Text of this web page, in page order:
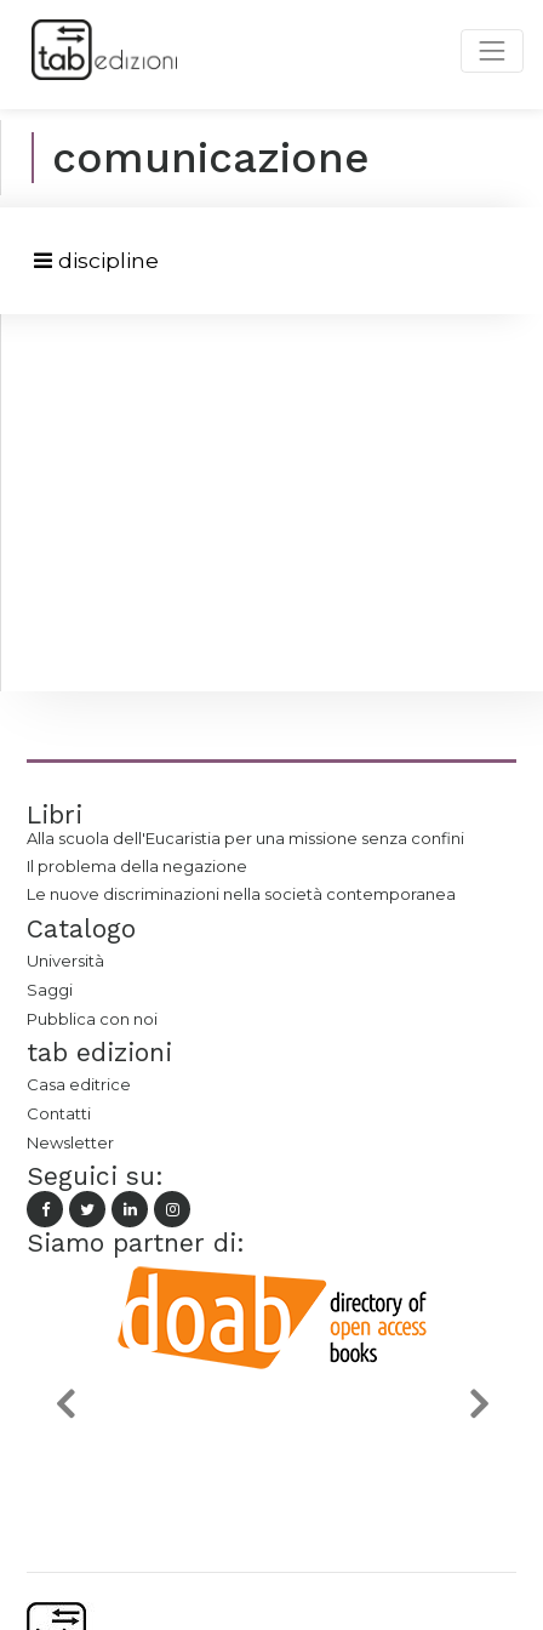
comunicazione
discipline
Libri
Alla scuola dell'Eucaristia per una missione senza confini
Il problema della negazione
Le nuove discriminazioni nella società contemporanea
Catalogo
Università
Saggi
Pubblica con noi
tab edizioni
Casa editrice
Contatti
Newsletter
Seguici su:
Siamo partner di: